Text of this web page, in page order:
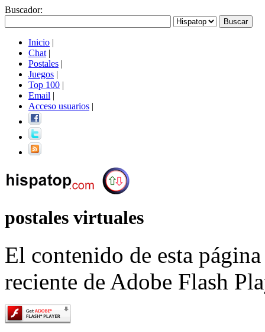
Buscador:
Inicio |
Chat |
Postales |
Juegos |
Top 100 |
Email |
Acceso usuarios |
postales virtuales
El contenido de esta
reciente de Adobe Flash